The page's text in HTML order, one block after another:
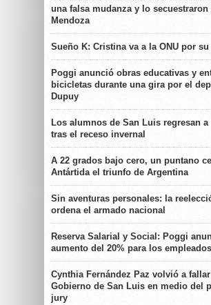
una falsa mudanza y lo secuestraron
Mendoza
Sueño K: Cristina va a la ONU por
Poggi anunció obras educativas y
bicicletas durante una gira por el
Dupuy
Los alumnos de San Luis regresan a
tras el receso invernal
A 22 grados bajo cero, un puntano
Antártida el triunfo de Argentina
Sin aventuras personales: la
ordena el armado nacional
Reserva Salarial y Social: Poggi
aumento del 20% para los
Cynthia Fernández Paz volvió a fallar
Gobierno de San Luis en medio del
jury